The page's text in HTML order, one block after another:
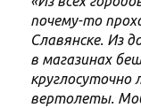
почему-то
Славянске. Из
в магазинах
круглосуточно
вертолеты.